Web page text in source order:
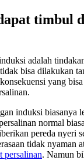
timbul
adalah
bisa dilakukan
yang
induksi biasanya
normal
pereda nyeri
tidak nyaman
persalinan. Namun